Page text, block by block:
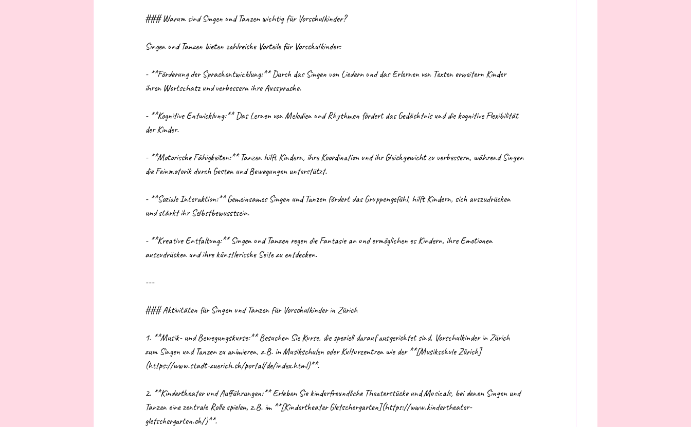
### Warum sind Singen und Tanzen wichtig für Vorschulkinder?
Singen und Tanzen bieten zahlreiche Vorteile für Vorschulkinder:
- **Förderung der Sprachentwicklung:** Durch das Singen von Liedern und das Erlernen von Texten erweitern Kinder
ihren Wortschatz und verbessern ihre Aussprache.
- **Kognitive Entwicklung:** Das Lernen von Melodien und Rhythmen fördert das Gedächtnis und die kognitive Flexibilität
der Kinder.
- **Motorische Fähigkeiten:** Tanzen hilft Kindern, ihre Koordination und ihr Gleichgewicht zu verbessern, während Singen
die Feinmotorik durch Gesten und Bewegungen unterstützt.
- **Soziale Interaktion:** Gemeinsames Singen und Tanzen fördert das Gruppengefühl, hilft Kindern, sich auszudrücken
und stärkt ihr Selbstbewusstsein.
- **Kreative Entfaltung:** Singen und Tanzen regen die Fantasie an und ermöglichen es Kindern, ihre Emotionen
auszudrücken und ihre künstlerische Seite zu entdecken.
---
### Aktivitäten für Singen und Tanzen für Vorschulkinder in Zürich
1. **Musik- und Bewegungskurse:** Besuchen Sie Kurse, die speziell darauf ausgerichtet sind, Vorschulkinder in Zürich
zum Singen und Tanzen zu animieren, z.B. in Musikschulen oder Kulturzentren wie der **[Musikschule Zürich]
(https://www.stadt-zuerich.ch/portal/de/index.html)**.
2. **Kindertheater und Aufführungen:** Erleben Sie kinderfreundliche Theaterstücke und Musicals, bei denen Singen und
Tanzen eine zentrale Rolle spielen, z.B. im **[Kindertheater Gletschergarten](https://www.kindertheater-
gletschergarten.ch/)**.